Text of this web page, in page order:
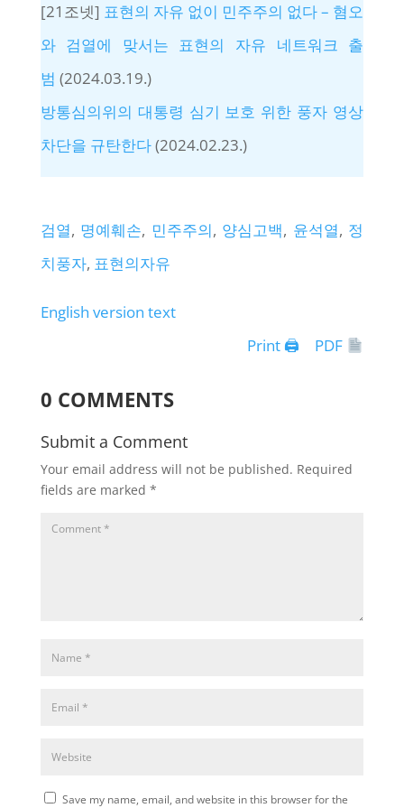
[21조넷] 표현의 자유 없이 민주주의 없다 – 혐오
와 검열에 맞서는 표현의 자유 네트워크 출
범 (2024.03.19.)
방통심의위의 대통령 심기 보호 위한 풍자 영상
차단을 규탄한다(2024.02.23.)
검열, 명예훼손, 민주주의, 양심고백, 윤석열, 정
치풍자, 표현의자유
English version text
Print 🖨
PDF
0 COMMENTS
Submit a Comment
Your email address will not be published. Required
fields are marked *
Save my name, email, and website in this browser for the